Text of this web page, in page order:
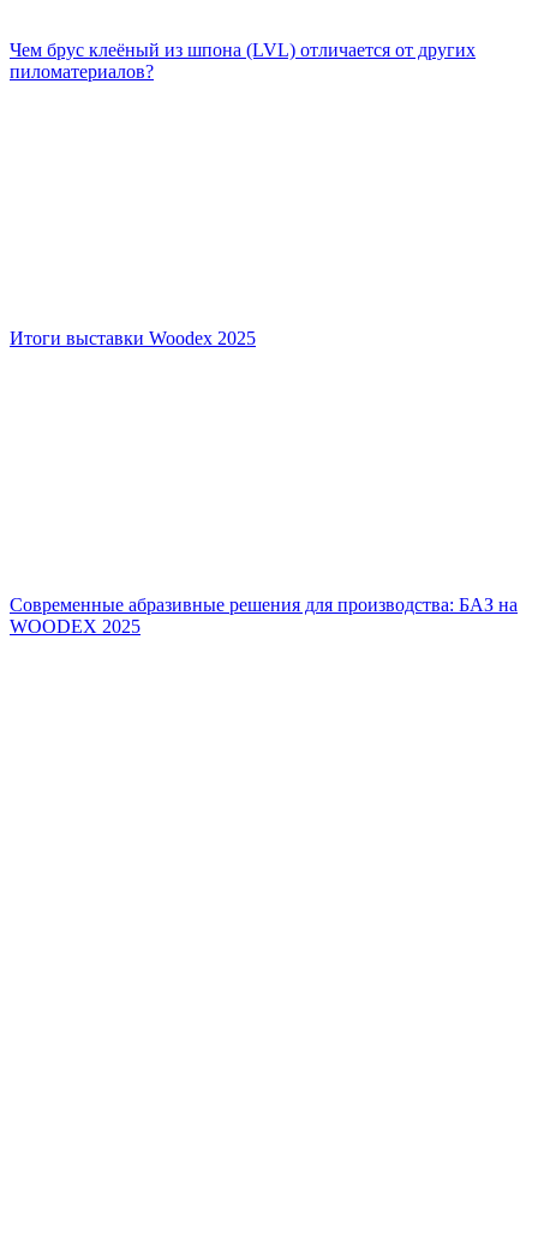
Чем брус клеёный из шпона (LVL) отличается от других
пиломатериалов?
Итоги выставки Woodex 2025
Современные абразивные решения для производства: БАЗ на
WOODEX 2025